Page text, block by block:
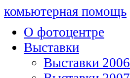
комьютерная помощь
О фотоцентре
Выставки
Выставки 2006